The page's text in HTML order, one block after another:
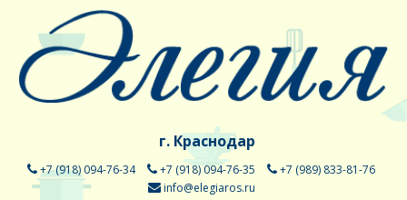
г. Краснодар
+7 (918) 094-76-34 +7 (918) 094-76-35
+7 (989) 833-81-76
info@elegiaros.ru